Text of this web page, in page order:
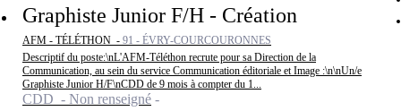
Graphiste Junior F/H - Création
AFM - TÉLÉTHON - 91 - ÉVRY-COURCOURONNES
Descriptif du poste:\nL'AFM-Téléthon recrute pour sa Direction de la
Communication, au sein du service Communication éditoriale et Image :\n\nUn/e
Graphiste Junior H/F\nCDD de 9 mois à compter du 1...
CDD - Non renseigné